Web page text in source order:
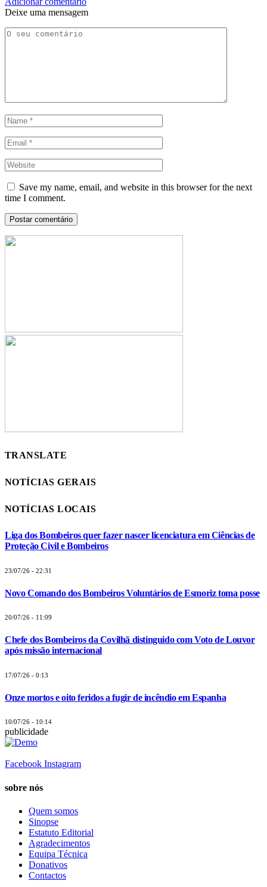
Deixe uma mensagem
Save my name, email, and website in this browser for the next
time I comment.
TRANSLATE
NOTÍCIAS GERAIS
NOTÍCIAS LOCAIS
Liga dos Bombeiros quer fazer nascer licenciatura em Ciências de
Proteção Civil e Bombeiros
23/07/26 - 22:31
Novo Comando dos Bombeiros Voluntários de Esmoriz toma posse
20/07/26 - 11:09
Chefe dos Bombeiros da Covilhã distinguido com Voto de Louvor
após missão internacional
17/07/26 - 0:13
Onze mortos e oito feridos a fugir de incêndio em Espanha
10/07/26 - 10:14
publicidade
Facebook Instagram
sobre nós
Quem somos
Sinopse
Estatuto Editorial
Agradecimentos
Equipa Técnica
Donativos
Contactos